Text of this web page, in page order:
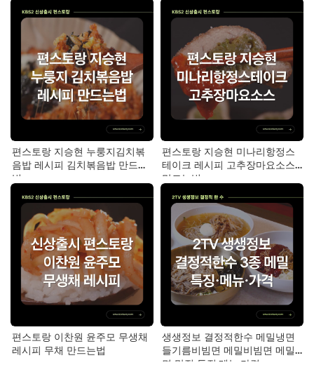
편스토랑 지승현 누룽지김치볶
음밥 레시피 김치볶음밥 만드는
법
편스토랑 지승현 미나리항정스
테이크 레시피 고추장마요소스
만드는법
편스토랑 이찬원 윤주모 무생채
레시피 무채 만드는법
생생정보 결정적한수 메밀냉면
들기름비빔면 메밀비빔면 메밀